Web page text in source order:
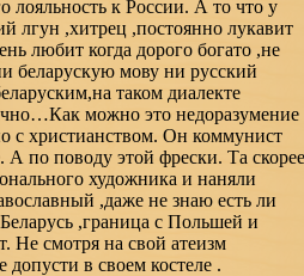
лояльность к России. А то что у
лгун ,хитрец ,постоянно лукавит
любит когда дорого богато ,не
беларускую мову ни русский
таком диалекте
можно это недоразумение
с христианством. Он коммунист
по поводу этой фрески. Та скорее
художника и наняли
,даже не знаю есть ли
,граница с Польшей и
Не смотря на свой атеизм
в своем костеле .